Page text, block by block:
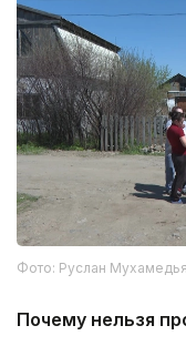
Фото: Руслан
Почему нельзя